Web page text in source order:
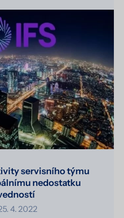
servisního týmu
nedostatku
4. 2022